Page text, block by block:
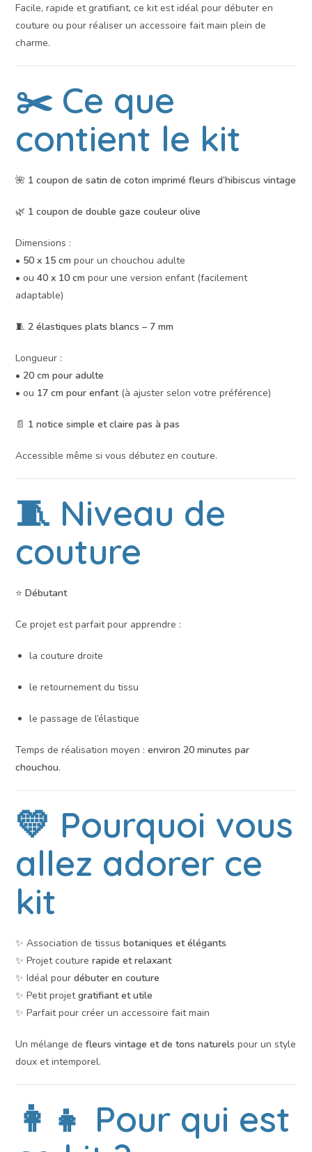
Facile, rapide et gratifiant, ce kit est idéal pour débuter en
couture ou pour réaliser un accessoire fait main plein de
charme.
✂️ Ce que
contient le kit
🌺 1 coupon de satin de coton imprimé fleurs d’hibiscus vintage
🌿 1 coupon de double gaze couleur olive
Dimensions :
• 50 x 15 cm pour un chouchou adulte
• ou40 x 10 cm pour une version enfant (facilement
adaptable)
🧵 2 élastiques plats blancs – 7 mm
Longueur :
• 20 cm pour adulte
• ou 17 cm pour enfant(à ajuster selon votre préférence)
📄 1 notice simple et claire pas à pas
Accessible même si vous débutez en couture.
🧵 Niveau de
couture
⭐Débutant
Ce projet est parfait pour apprendre :
la couture droite
le retournement du tissu
le passage de l’élastique
Temps de réalisation moyen :environ 20 minutes par
chouchou.
💛 Pourquoi vous
allez adorer ce
kit
✨ Association de tissusbotaniques et élégants
✨ Projet couturerapide et relaxant
✨ Idéal pourdébuter en couture
✨ Petit projetgratifiant et utile
✨ Parfait pour créer un accessoire fait main
Un mélange defleurs vintage et de tons naturels pour un style
doux et intemporel.
👩‍👧 Pour qui est